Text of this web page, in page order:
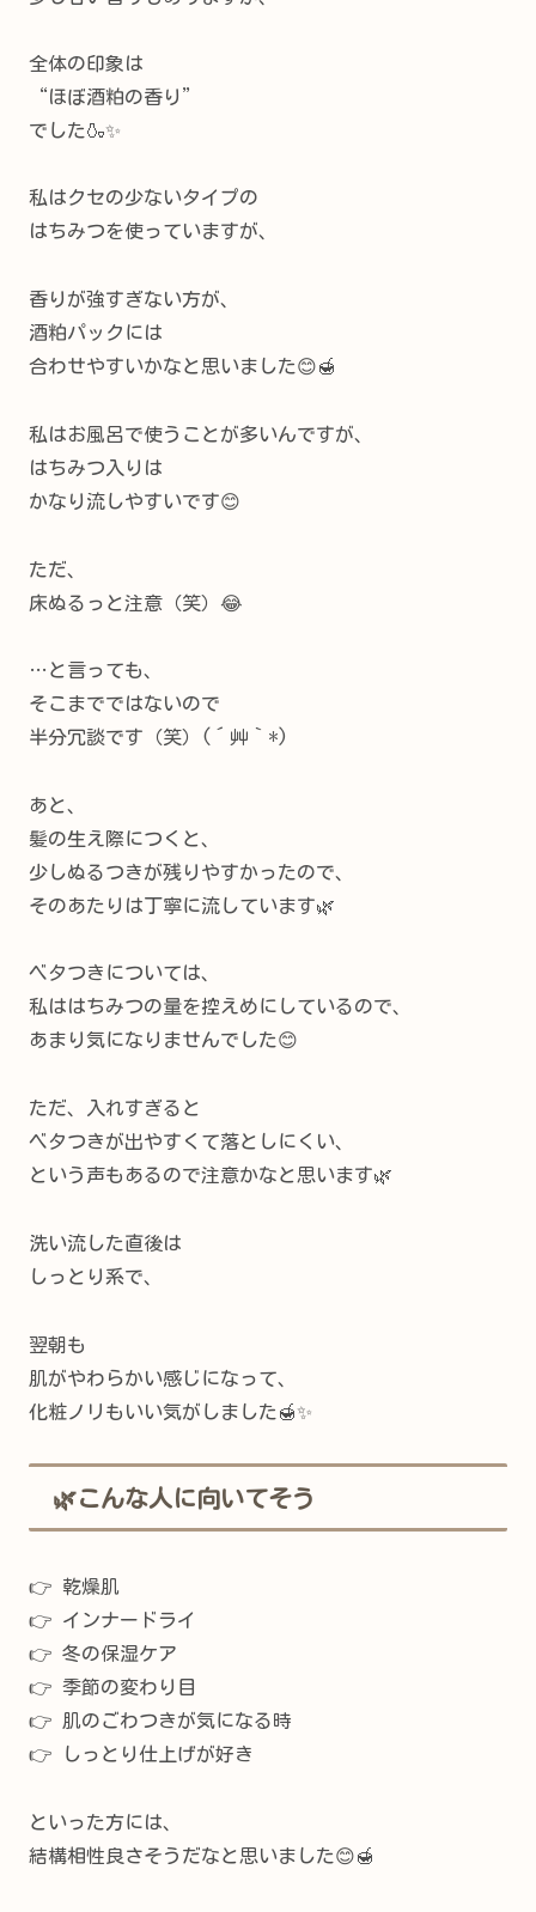
全体の印象は
“ほぼ酒粕の香り”
でした🍶✨
私はクセの少ないタイプの
はちみつを使っていますが、
香りが強すぎない方が、
酒粕パックには
合わせやすいかなと思いました😊🍯
私はお風呂で使うことが多いんですが、
はちみつ入りは
かなり流しやすいです😊
ただ、
床ぬるっと注意（笑）😂
…と言っても、
そこまでではないので
半分冗談です（笑）(´艸｀*)
あと、
髪の生え際につくと、
少しぬるつきが残りやすかったので、
そのあたりは丁寧に流しています🌿
ベタつきについては、
私ははちみつの量を控えめにしているので、
あまり気になりませんでした😊
ただ、入れすぎると
ベタつきが出やすくて落としにくい、
という声もあるので注意かなと思います🌿
洗い流した直後は
しっとり系で、
翌朝も
肌がやわらかい感じになって、
化粧ノリもいい気がしました🍯✨
🌿こんな人に向いてそう
👉 乾燥肌
👉 インナードライ
👉 冬の保湿ケア
👉 季節の変わり目
👉 肌のごわつきが気になる時
👉 しっとり仕上げが好き
といった方には、
結構相性良さそうだなと思いました😊🍯